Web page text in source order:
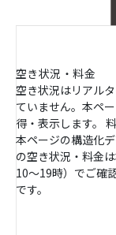
空き状況・料金
空き状況はリアル
ていません。本ペ
得・表示します。
本ページの構造化
の空き状況・料金
10〜19時）でご確
です。